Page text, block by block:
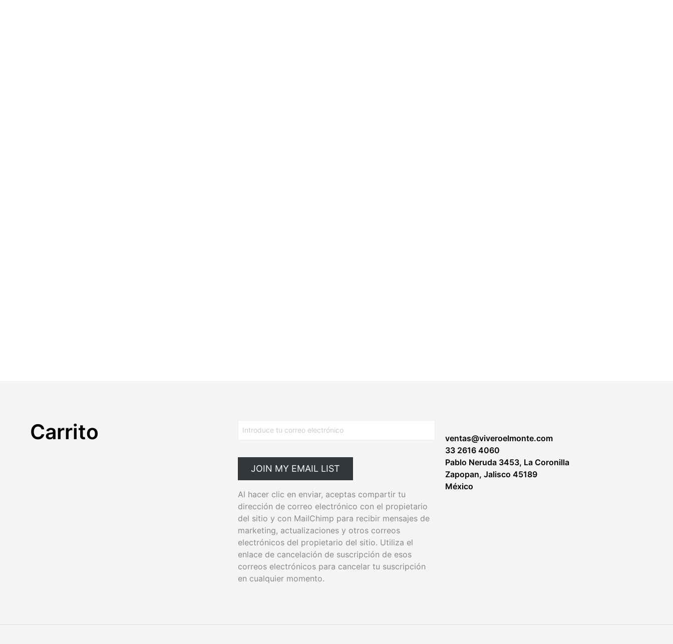
Craft Workshop Craft Workshop
Carrito
JOIN MY EMAIL LIST
Al hacer clic en enviar, aceptas compartir tu
dirección de correo electrónico con el propietario
del sitio y con MailChimp para recibir mensajes de
marketing, actualizaciones y otros correos
electrónicos del propietario del sitio. Utiliza el
enlace de cancelación de suscripción de esos
correos electrónicos para cancelar tu suscripción
en cualquier momento.
ventas@viveroelmonte.com
33 2616 4060
Pablo Neruda 3453, La Coronilla
Zapopan,Jalisco 45189
México